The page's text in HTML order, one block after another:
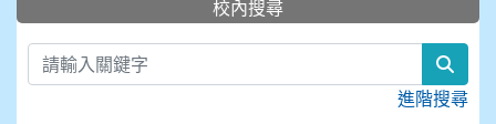
校內搜尋
進階搜尋